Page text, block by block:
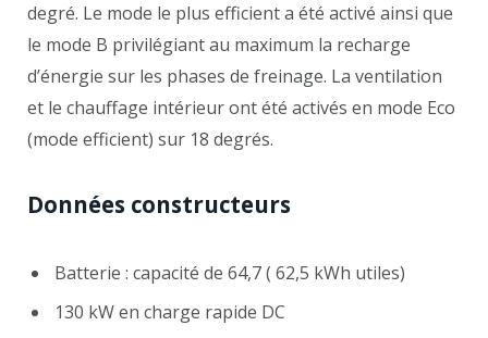
degré. Le mode le plus efficient a été activé ainsi que
le mode B privilégiant au maximum la recharge
d’énergie sur les phases de freinage. La ventilation
et le chauffage intérieur ont été activés en mode Eco
(mode efficient) sur 18 degrés.
Données constructeurs
Batterie : capacité de 64,7 ( 62,5 kWh utiles)
130 kW en charge rapide DC